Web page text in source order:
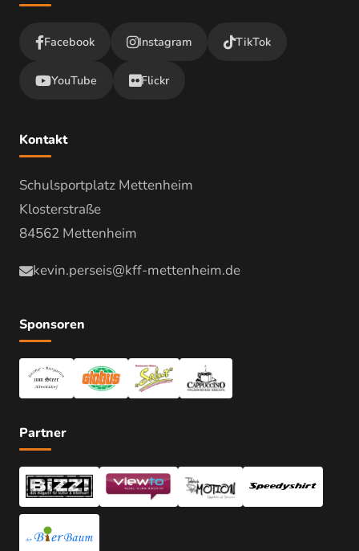
Facebook Instagram TikTok
YouTube Flickr
Kontakt
Schulsportplatz Mettenheim
Klosterstraße
84562 Mettenheim
kevin.perseis@kff-mettenheim.de
Sponsoren
Partner